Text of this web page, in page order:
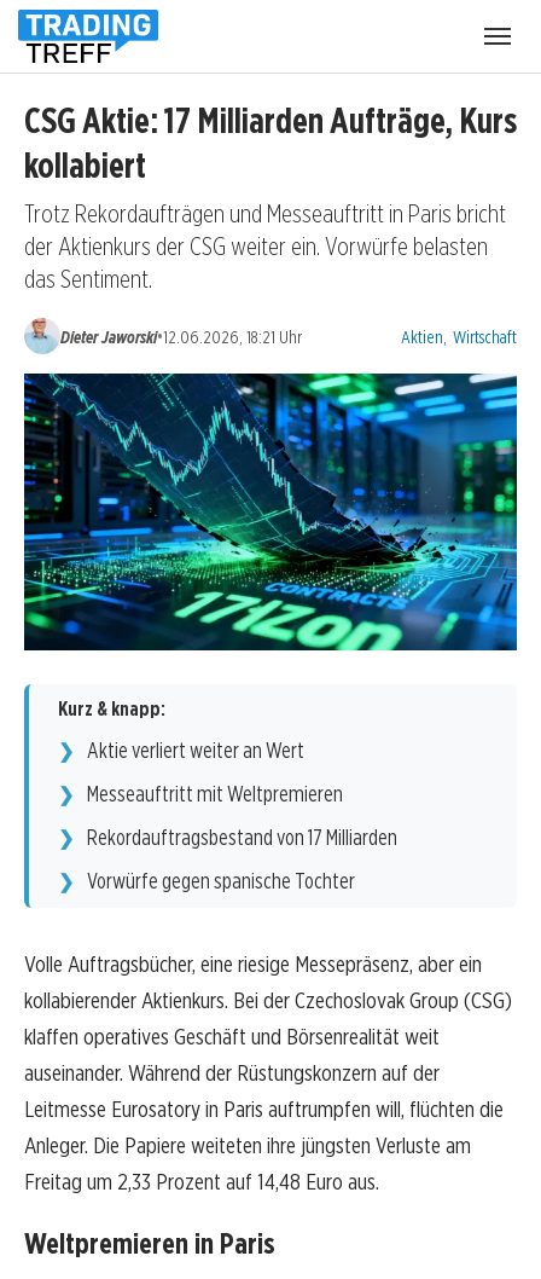
CSG Aktie: 17 Milliarden Aufträge, Kurs
kollabiert
Trotz Rekordaufträgen und Messeauftritt in Paris bricht
der Aktienkurs der CSG weiter ein. Vorwürfe belasten
das Sentiment.
Dieter Jaworski•12.06.2026, 18:21 Uhr Kategorien:
Aktien Wirtschaft
Kurz & knapp:
Aktie verliert weiter an Wert
Messeauftritt mit Weltpremieren
Rekordauftragsbestand von 17 Milliarden
Vorwürfe gegen spanische Tochter
Volle Auftragsbücher, eine riesige Messepräsenz, aber ein
kollabierender Aktienkurs. Bei der Czechoslovak Group (CSG)
klaffen operatives Geschäft und Börsenrealität weit
auseinander. Während der Rüstungskonzern auf der
Leitmesse Eurosatory in Paris auftrumpfen will, flüchten die
Anleger. Die Papiere weiteten ihre jüngsten Verluste am
Freitag um 2,33 Prozent auf 14,48 Euro aus.
Weltpremieren in Paris